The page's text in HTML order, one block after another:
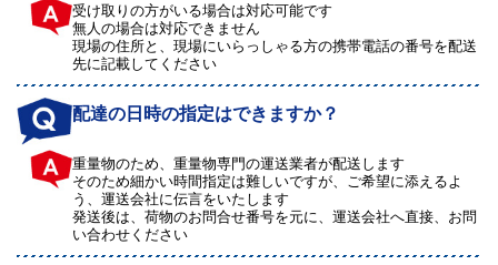
受け取りの方がいる場合は対応可能です
無人の場合は対応できません
現場の住所と、現場にいらっしゃる方の携帯電話の番号を配送
先に記載してください
配達の日時の指定はできますか？
重量物のため、重量物専門の運送業者が配送します
そのため細かい時間指定は難しいですが、ご希望に添えるよ
う、運送会社に伝言をいたします
発送後は、荷物のお問合せ番号を元に、運送会社へ直接、お問
い合わせください